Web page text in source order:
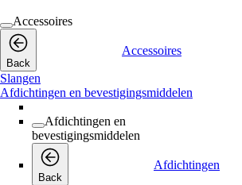
Accessoires
Back
Accessoires
Slangen
Afdichtingen en bevestigingsmiddelen
Afdichtingen en
bevestigingsmiddelen
Back
Afdichtingen